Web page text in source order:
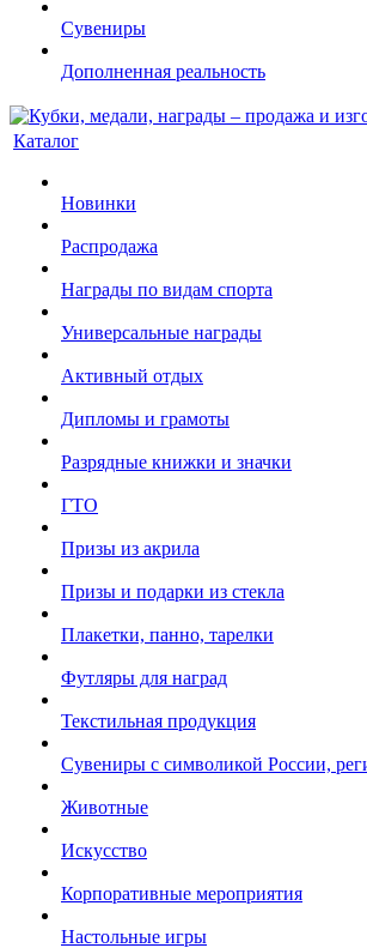
Сувениры
Дополненная реальность
Каталог
Новинки
Распродажа
Награды по видам спорта
Универсальные награды
Активный отдых
Дипломы и грамоты
Разрядные книжки и значки
ГТО
Призы из акрила
Призы и подарки из стекла
Плакетки, панно, тарелки
Футляры для наград
Текстильная продукция
Сувениры с символикой России,
Животные
Искусство
Корпоративные мероприятия
Настольные игры